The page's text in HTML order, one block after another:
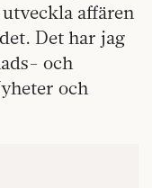
affären
Det har jag
och
och